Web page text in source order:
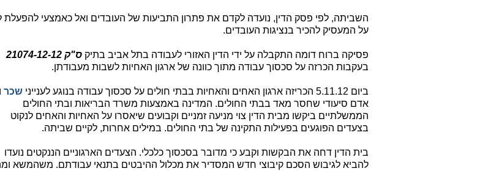
השביתה, לפי פסק הדין, נועדה לקדם את פתרון התביעות של העובדים ואל כאמצעי להפעלת
על המעסיק להכיר בנציגות העובדים.
פסיקה ברוח דומה התקבלה על ידי הדין האזורי לעבודה בתל אביב בתיק ס"ק 21074-12-12
בעקבות הכרזה על סכסוך עבודה מתוך כוונה של ארגון האחיות לשבות מעבודתן.
ביום 5.11.12 הכריזה ארגון האחים והאחיות בבתי חולים על סכסוך עבודה בנוגע לענייני שכר
אדם סיעודי שחסר מאד בבתי החולים. המדינה באמצעות משרד הבריאות ובתי החולים
הממשלתיים ביקשו מבית הדין צוי מניעה זמניים וקבועים שיאסרו על האחיות והאחים לנקוט
בצעדים הפוגעים בפעילות התקינה של בתי החולים. במילים אחרות, לקיים שביתה.
בית הדין דחה את הבקשות וקבע כי מדובר בסכסוך כלכלי. הצעדים הארגוניים הננקטים נועדו
להביא לגיבוש הסכם קיבוצי חדש המסדיר את מכלול ההיבטים בתנאי עבודתם. משהמשא